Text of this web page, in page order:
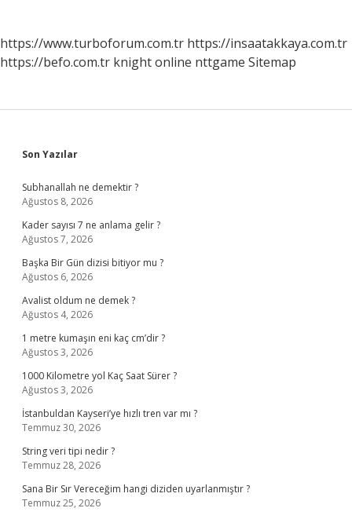
https://www.turboforum.com.tr https://insaatakkaya.com.tr
https://befo.com.tr knight online nttgame Sitemap
Sidebar
Son Yazılar
Subhanallah ne demektir ?
Ağustos 8, 2026
Kader sayısı 7 ne anlama gelir ?
Ağustos 7, 2026
Başka Bir Gün dizisi bitiyor mu ?
Ağustos 6, 2026
Avalist oldum ne demek ?
Ağustos 4, 2026
1 metre kumaşın eni kaç cm’dir ?
Ağustos 3, 2026
1000 Kilometre yol Kaç Saat Sürer ?
Ağustos 3, 2026
İstanbuldan Kayseri’ye hızlı tren var mı ?
Temmuz 30, 2026
String veri tipi nedir ?
Temmuz 28, 2026
Sana Bir Sır Vereceğim hangi diziden uyarlanmıştır ?
Temmuz 25, 2026